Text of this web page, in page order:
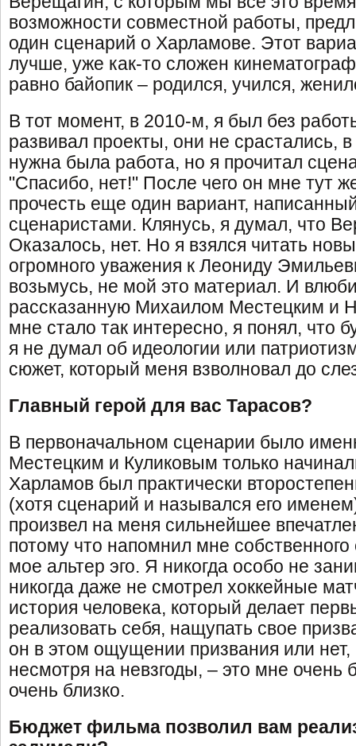
возможности совместной работы,
один сценарий о Харламове. Этот
лучше, уже как-то сложен
равно байопик – родился, учился,
В тот момент, в 2010-м, я был без
развивал проекты, они не срастались,
нужна была работа, но я прочитал
"Спасибо, нет!" После чего он мне тут
прочесть еще один вариант,
сценаристами. Клянусь, я думал, что
Оказалось, нет. Но я взялся читать
огромного уважения к Леониду
возьмусь, не мой это материал. И
рассказанную Михаилом Местецким и
мне стало так интересно, я понял, что
я не думал об идеологии или
сюжет, который меня взволновал до
Главный герой для вас Тарасов?
В первоначальном сценарии было
Местецким и Куликовым только
Харламов был практически
(хотя сценарий и назывался его
произвел на меня сильнейшее
потому что напомнил мне
мое альтер эго. Я никогда особо не
никогда даже не смотрел хоккейные
история человека, который делает
реализовать себя, нащупать свое
он в этом ощущении призвания или нет,
несмотря на невзгоды, – это мне очень
очень близко.
Бюджет фильма позволил вам